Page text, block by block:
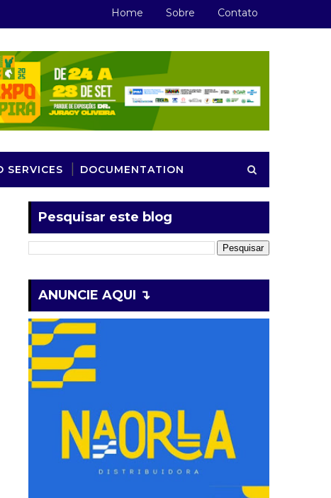
Home Sobre Contato
SERVICES DOCUMENTATION
Pesquisar este blog
ANUNCIE AQUI ↴